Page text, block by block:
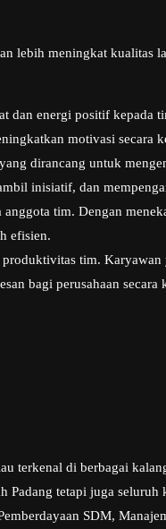
lebih meningkat kualitas
dan energi positif kepada
motivasi secara
dirancang untuk
inisiatif, dan
tim. Dengan
efisien.
tim.
bagi perusahaan secara
terkenal di berbagai
Padang tetapi juga
SDM,